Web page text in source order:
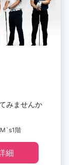
みませんか
階
細